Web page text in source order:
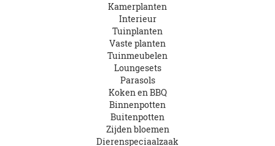
Kamerplanten
Interieur
Tuinplanten
Vaste planten
Tuinmeubelen
Loungesets
Parasols
Koken en BBQ
Binnenpotten
Buitenpotten
Zijden bloemen
Dierenspeciaalzaak